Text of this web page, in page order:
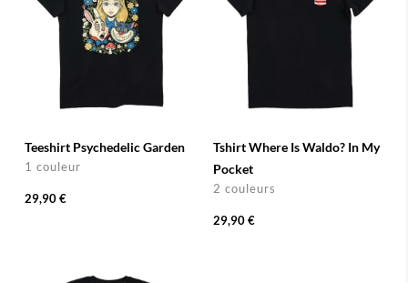
Teeshirt Psychedelic Garden
1 couleur
29,90 €
Tshirt Where Is Waldo? In My
Pocket
2 couleurs
29,90 €